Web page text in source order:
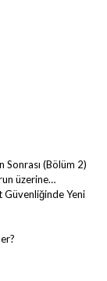
Sonrası (Bölüm 2)
üzerine…
Güvenliğinde Yeni